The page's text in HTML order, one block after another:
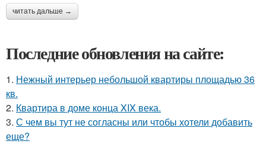
читать дальше →
Последние обновления на сайте:
1. Нежный интерьер небольшой квартиры площадью 36
кв.
2. Квартира в доме конца XIX века.
3. С чем вы тут не согласны или чтобы хотели добавить
еще?